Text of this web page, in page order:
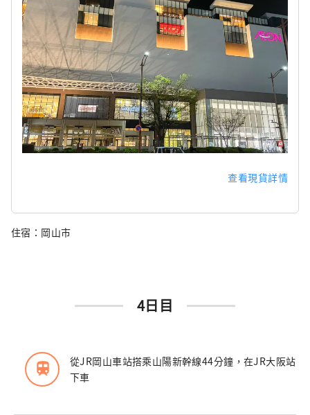
查看現貨詳情
住宿：岡山市
4日目
train
從JR岡山車站搭乘山陽新幹線44分鐘，在JR大阪站
下車